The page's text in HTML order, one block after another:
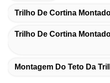
sweet spot makes
taking the time to
finding that sweet
Trilho De Cortina
Trilho De Cortina
Montagem Do Teto Da